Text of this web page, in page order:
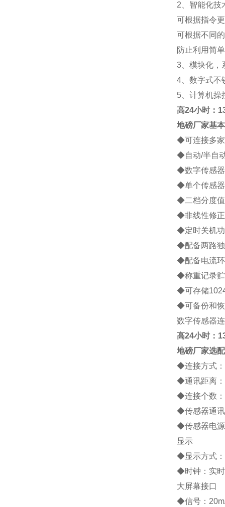
2 、智能化技
可根据指令
可根据不同
防止利用简
3、模块化，
4、数字式不
5、计算机操
高24小时：
地磅厂家基
◆可连接多
◆自动/半自
◆数字传感
◆单个传感
◆二档分度
◆非线性修
◆定时关机
◆配备两路
◆配备电流
◆称重记录
◆可存储
◆可备份和
数字传感器
高24小时：
地磅厂家选
◆连接方式：
◆通讯距离
◆连接个数：
◆传感器通
◆传感器电
显示
◆显示方式：
◆时钟：实
大屏幕接口
◆信号：